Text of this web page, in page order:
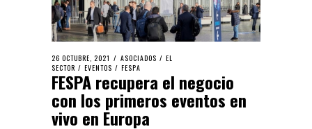
26 OCTUBRE, 2021 ASOCIADOS / EL
SECTOR / EVENTOS / FESPA
FESPA recupera el negocio
con los primeros eventos en
vivo en Europa